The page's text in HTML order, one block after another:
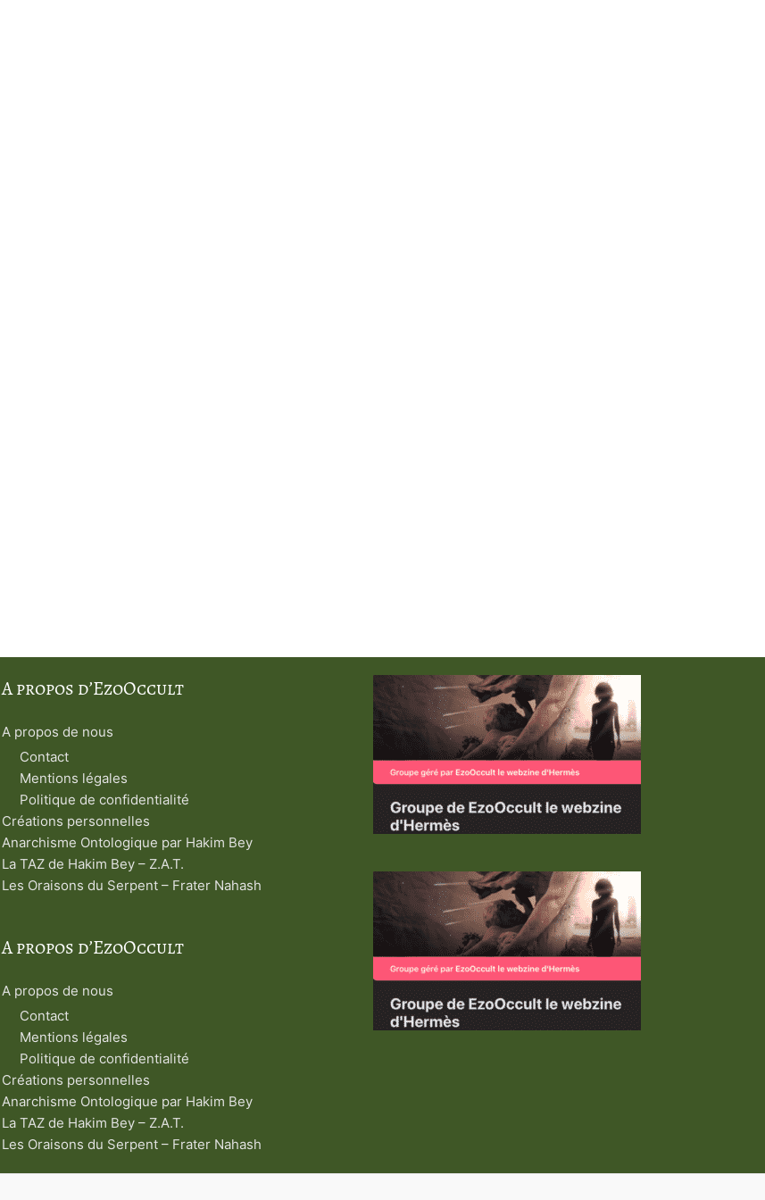
A propos d’EzoOccult
A propos de nous
Contact
Mentions légales
Politique de confidentialité
Créations personnelles
Anarchisme Ontologique par Hakim Bey
La TAZ de Hakim Bey – Z.A.T.
Les Oraisons du Serpent – Frater Nahash
A propos d’EzoOccult
A propos de nous
Contact
Mentions légales
Politique de confidentialité
Créations personnelles
Anarchisme Ontologique par Hakim Bey
La TAZ de Hakim Bey – Z.A.T.
Les Oraisons du Serpent – Frater Nahash